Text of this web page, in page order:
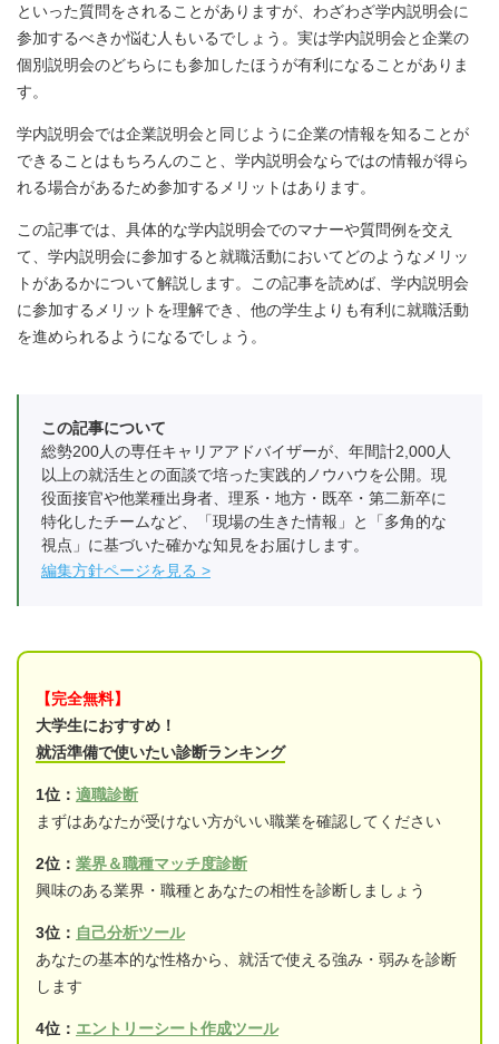
といった質問をされることがありますが、わざわざ学内説明会に
参加するべきか悩む人もいるでしょう。実は学内説明会と企業の
個別説明会のどちらにも参加したほうが有利になることがありま
す。
学内説明会では企業説明会と同じように企業の情報を知ることが
できることはもちろんのこと、学内説明会ならではの情報が得ら
れる場合があるため参加するメリットはあります。
この記事では、具体的な学内説明会でのマナーや質問例を交え
て、学内説明会に参加すると就職活動においてどのようなメリッ
トがあるかについて解説します。この記事を読めば、学内説明会
に参加するメリットを理解でき、他の学生よりも有利に就職活動
を進められるようになるでしょう。
この記事について
総勢200人の専任キャリアアドバイザーが、年間計2,000人
以上の就活生との面談で培った実践的ノウハウを公開。現
役面接官や他業種出身者、理系・地方・既卒・第二新卒に
特化したチームなど、「現場の生きた情報」と「多角的な
視点」に基づいた確かな知見をお届けします。
編集方針ページを見る
【完全無料】
大学生におすすめ！
就活準備で使いたい診断ランキング
1位： 適職診断
まずはあなたが受けない方がいい職業を確認してください
2位： 業界＆職種マッチ度診断
興味のある業界・職種とあなたの相性を診断しましょう
3位： 自己分析ツール
あなたの基本的な性格から、就活で使える強み・弱みを診断
します
4位： エントリーシート作成ツール